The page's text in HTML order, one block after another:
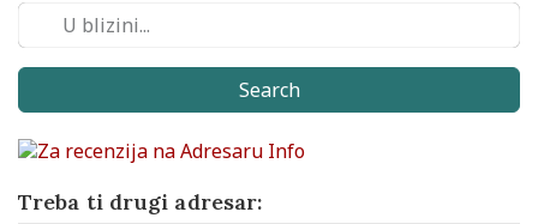
Search
Treba ti drugi adresar: